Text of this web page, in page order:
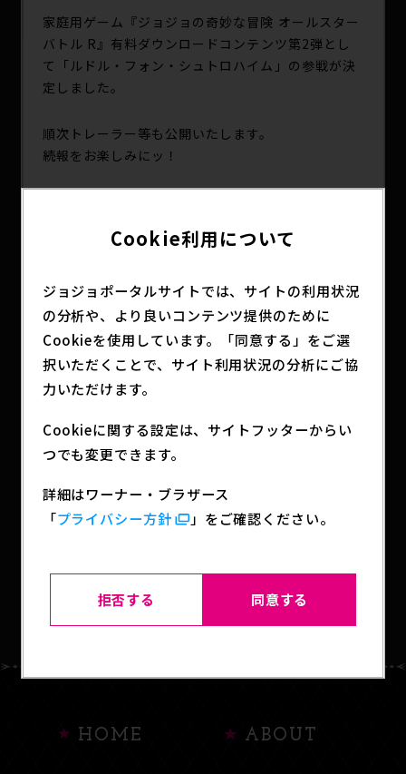
家庭用ゲーム『ジョジョの奇妙な冒険 オールスター
バトル R』有料ダウンロードコンテンツ第2弾とし
て「ルドル・フォン・シュトロハイム」の参戦が決
定しました。
順次トレーラー等も公開いたします。
続報をお楽しみにッ！
BACK TO LIST
HOME ABOUT
Cookie利用について
ジョジョポータルサイトでは、サイトの利用状況
の分析や、より良いコンテンツ提供のために
Cookieを使用しています。「同意する」をご選
択いただくことで、サイト利用状況の分析にご協
力いただけます。
Cookieに関する設定は、サイトフッターからい
つでも変更できます。
詳細はワーナー・ブラザース
「プライバシー方針 」をご確認ください。
拒否する 同意する